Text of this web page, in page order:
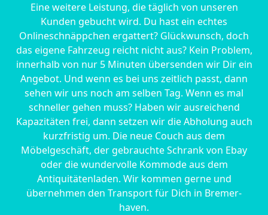
Eine weitere Leistung, die täglich von unseren
Kunden gebucht wird. Du hast ein echtes
Onlineschnäppchen ergattert? Glückwunsch, doch
das eigene Fahrzeug reicht nicht aus? Kein Problem,
innerhalb von nur 5 Minuten übersenden wir Dir ein
Angebot. Und wenn es bei uns zeitlich passt, dann
sehen wir uns noch am selben Tag. Wenn es mal
schneller gehen muss? Haben wir ausreichend
Kapazitäten frei, dann setzen wir die Abholung auch
kurzfristig um. Die neue Couch aus dem
Möbelgeschäft, der gebrauchte Schrank von Ebay
oder die wundervolle Kommode aus dem
Antiquitätenladen. Wir kommen gerne und
übernehmen den Transport für Dich in Bremer­
haven.